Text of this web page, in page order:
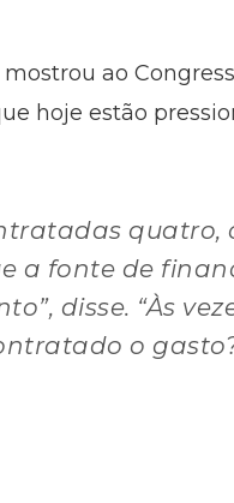
ao
hoje estão
a fonte de
disse. “Às
o